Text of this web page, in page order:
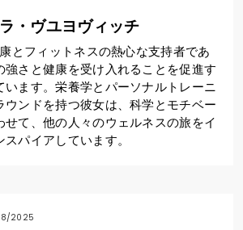
・ヴユヨヴィッチ
とフィットネスの熱心な支持者であ
強さと健康を受け入れることを促進す
います。栄養学とパーソナルトレーニ
ウンドを持つ彼女は、科学とモチベー
せて、他の人々のウェルネスの旅をイ
スパイアしています。
2025